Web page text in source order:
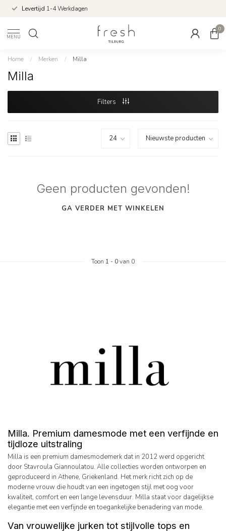
Levertijd 1-4 Werkdagen
MENU
0
Home / Merken / Milla
Milla
Filters
Geen producten gevonden!
GA VERDER MET WINKELEN
Toon 1 - 0van 0
Milla. Premium damesmode met een verfijnde en
tijdloze uitstraling
Milla is een premium damesmodemerk dat in 2012 werd opgericht
door Stavroula Giannoulatou. Alle collecties worden ontworpen en
geproduceerd in Athene, Griekenland. Het merk richt zich op de
moderne vrouw die houdt van een ingetogen stijl met oog voor
kwaliteit, comfort en een lange levensduur. Milla staat voor dagelijkse
elegantie met een verfijnde en toegankelijke benadering van mode.
Van vrouwelijke jurken tot stijlvolle tops en